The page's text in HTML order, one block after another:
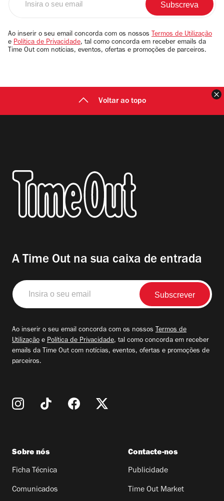
email
Ao inserir o seu email concorda com os nossos Termos de Utilização
e Política de Privacidade, tal como concorda em receber emails da
Time Out com notícias, eventos, ofertas e promoções de parceiros.
Voltar ao topo
A Time Out na sua caixa de entrada
Insira
o
seu
Ao inserir o seu email concorda com os nossos Termos de
Utilização e Política de Privacidade, tal como concorda em receber
emails da Time Out com notícias, eventos, ofertas e promoções de
parceiros.
Sobre nós
Ficha Técnica
Comunicados
Contacte-nos
Publicidade
Time Out Market